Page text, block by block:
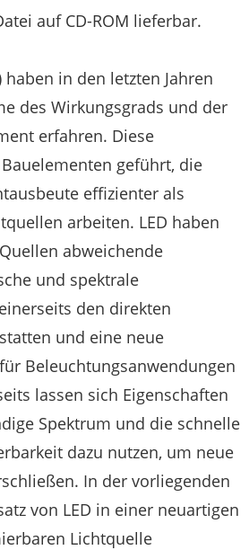
auf CD-ROM lieferbar.
haben in den letzten Jahren
des Wirkungsgrads und der
erfahren. Diese
geführt, die
effizienter als
arbeiten. LED haben
abweichende
und spektrale
den direkten
und eine neue
Beleuchtungsanwendungen
lassen sich Eigenschaften
Spektrum und die schnelle
dazu nutzen, um neue
In der vorliegenden
von LED in einer neuartigen
Lichtquelle